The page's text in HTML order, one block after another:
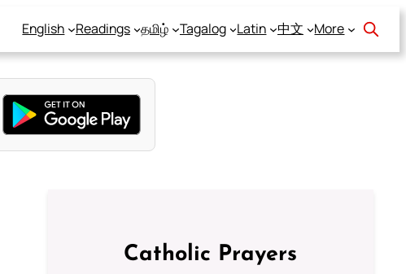
English Readings தமிழ் Tagalog Latin 中文 More
Catholic Prayers